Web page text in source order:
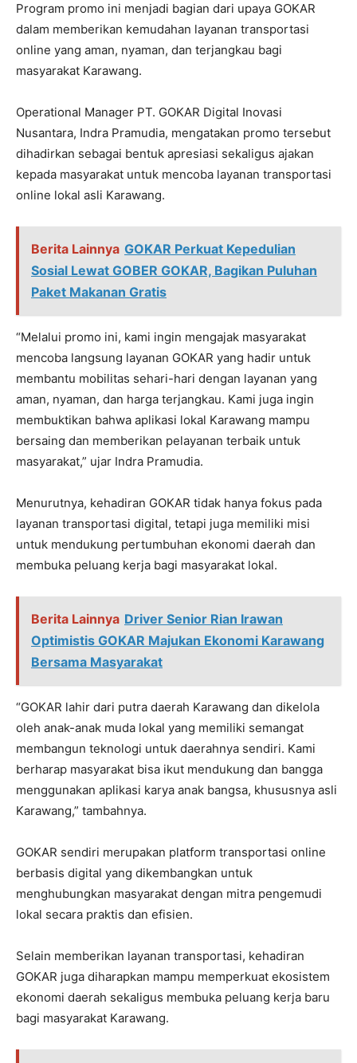
Program promo ini menjadi bagian dari upaya GOKAR
dalam memberikan kemudahan layanan transportasi
online yang aman, nyaman, dan terjangkau bagi
masyarakat Karawang.
Operational Manager PT. GOKAR Digital Inovasi
Nusantara, Indra Pramudia, mengatakan promo tersebut
dihadirkan sebagai bentuk apresiasi sekaligus ajakan
kepada masyarakat untuk mencoba layanan transportasi
online lokal asli Karawang.
Berita Lainnya GOKAR Perkuat Kepedulian
Sosial Lewat GOBER GOKAR, Bagikan Puluhan
Paket Makanan Gratis
“Melalui promo ini, kami ingin mengajak masyarakat
mencoba langsung layanan GOKAR yang hadir untuk
membantu mobilitas sehari-hari dengan layanan yang
aman, nyaman, dan harga terjangkau. Kami juga ingin
membuktikan bahwa aplikasi lokal Karawang mampu
bersaing dan memberikan pelayanan terbaik untuk
masyarakat,” ujar Indra Pramudia.
Menurutnya, kehadiran GOKAR tidak hanya fokus pada
layanan transportasi digital, tetapi juga memiliki misi
untuk mendukung pertumbuhan ekonomi daerah dan
membuka peluang kerja bagi masyarakat lokal.
Berita Lainnya Driver Senior Rian Irawan
Optimistis GOKAR Majukan Ekonomi Karawang
Bersama Masyarakat
“GOKAR lahir dari putra daerah Karawang dan dikelola
oleh anak-anak muda lokal yang memiliki semangat
membangun teknologi untuk daerahnya sendiri. Kami
berharap masyarakat bisa ikut mendukung dan bangga
menggunakan aplikasi karya anak bangsa, khususnya asli
Karawang,” tambahnya.
GOKAR sendiri merupakan platform transportasi online
berbasis digital yang dikembangkan untuk
menghubungkan masyarakat dengan mitra pengemudi
lokal secara praktis dan efisien.
Selain memberikan layanan transportasi, kehadiran
GOKAR juga diharapkan mampu memperkuat ekosistem
ekonomi daerah sekaligus membuka peluang kerja baru
bagi masyarakat Karawang.